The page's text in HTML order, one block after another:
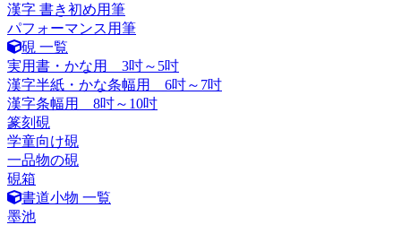
漢字 書き初め用筆
パフォーマンス用筆
硯 一覧
実用書・かな用 3吋～5吋
漢字半紙・かな条幅用 6吋～7吋
漢字条幅用 8吋～10吋
篆刻硯
学童向け硯
一品物の硯
硯箱
書道小物 一覧
墨池